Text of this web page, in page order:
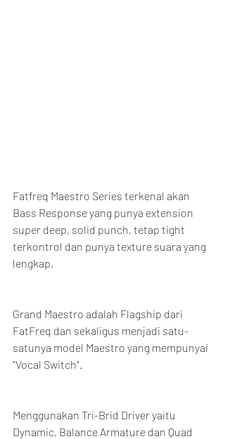
Fatfreq Maestro Series terkenal akan
Bass Response yang punya extension
super deep, solid punch, tetap tight
terkontrol dan punya texture suara yang
lengkap.
Grand Maestro adalah Flagship dari
FatFreq dan sekaligus menjadi satu-
satunya model Maestro yang mempunyai
"Vocal Switch".
Menggunakan Tri-Brid Driver yaitu
Dynamic, Balance Armature dan Quad